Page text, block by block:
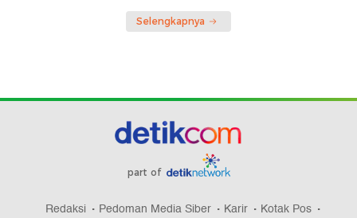
Selengkapnya
part of
Redaksi Pedoman Media Siber Karir Kotak Pos